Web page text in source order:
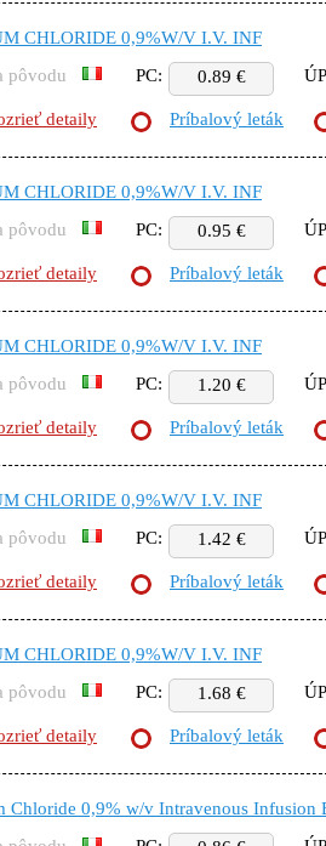
CHLORIDE 0,9%W/V I.V. INF
pôvodu
PC: 0.89 €
detaily Príbalový leták
CHLORIDE 0,9%W/V I.V. INF
pôvodu
PC: 0.95 €
detaily Príbalový leták
CHLORIDE 0,9%W/V I.V. INF
pôvodu
PC: 1.20 €
detaily Príbalový leták
CHLORIDE 0,9%W/V I.V. INF
pôvodu
PC: 1.42 €
detaily Príbalový leták
CHLORIDE 0,9%W/V I.V. INF
pôvodu
PC: 1.68 €
detaily Príbalový leták
Chloride 0,9% w/v Intravenous Infusion